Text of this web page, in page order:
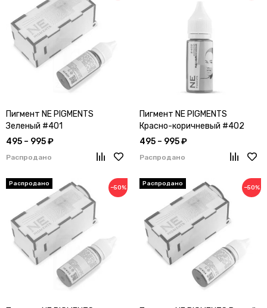
Пигмент NE PIGMENTS
Зеленый #401
495 – 995 ₽
Распродано
Пигмент NE PIGMENTS
Красно-коричневый #402
495 – 995 ₽
Распродано
−50% −50%